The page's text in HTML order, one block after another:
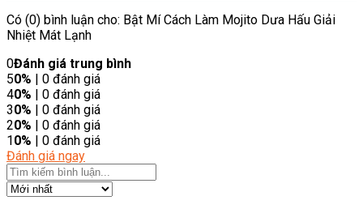
Có (0) bình luận cho: Bật Mí Cách Làm Mojito Dưa Hấu Giải
Nhiệt Mát Lạnh
0Đánh giá trung bình
50% | 0 đánh giá
40% | 0 đánh giá
30% | 0 đánh giá
20% | 0 đánh giá
1 0% | 0 đánh giá
Đánh giá ngay